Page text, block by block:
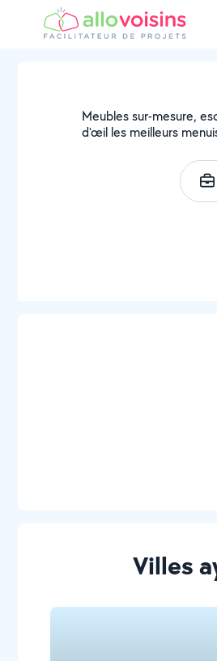
Meubles sur-mesure,
d'œil les meilleurs
Villes